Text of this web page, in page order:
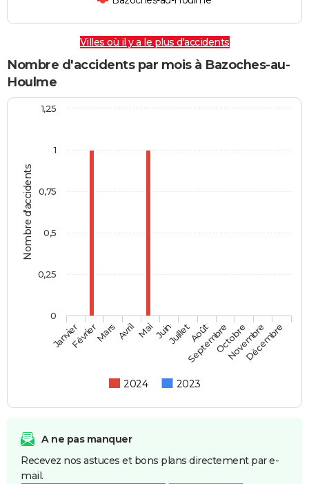
Villes où il y a le plus d'accidents
Nombre d'accidents par mois à Bazoches-au-
Houlme
Nombre d'accidents
2024 2023
JanvierFévrierMars AvrilMaiJuinJuilletAoût
SeptembreOctobre
Novembre
Décembre
0
1
0,25
0,5
0,75
1,25
A ne pas manquer
Recevez nos astuces et bons plans directement par e-
mail.